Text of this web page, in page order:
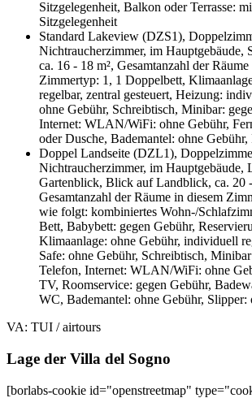
Sitzgelegenheit, Balkon oder Terrasse:
Sitzgelegenheit
Standard Lakeview (DZS1),
Nichtraucherzimmer, im Hauptgebäude,
ca. 16 - 18 m², Gesamtanzahl der
Zimmertyp: 1, 1 Doppelbett,
regelbar, zentral gesteuert, Heizung:
ohne Gebühr, Schreibtisch, Minibar:
Internet: WLAN/WiFi: ohne Gebühr,
oder Dusche, Bademantel: ohne Gebühr,
Doppel Landseite (DZL1),
Nichtraucherzimmer, im Hauptgebäude,
Gartenblick, Blick auf Landblick, ca. 20
Gesamtanzahl der Räume in diesem
wie folgt: kombiniertes Wohn-/
Bett, Babybett: gegen Gebühr,
Klimaanlage: ohne Gebühr, individuell
Safe: ohne Gebühr, Schreibtisch,
Telefon, Internet: WLAN/WiFi: ohne
TV, Roomservice: gegen Gebühr,
WC, Bademantel: ohne Gebühr, Slipper:
VA: TUI / airtours
Lage der Villa del Sogno
[borlabs-cookie id="openstreetmap"